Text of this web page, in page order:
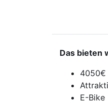
Das bieten
E-Bike